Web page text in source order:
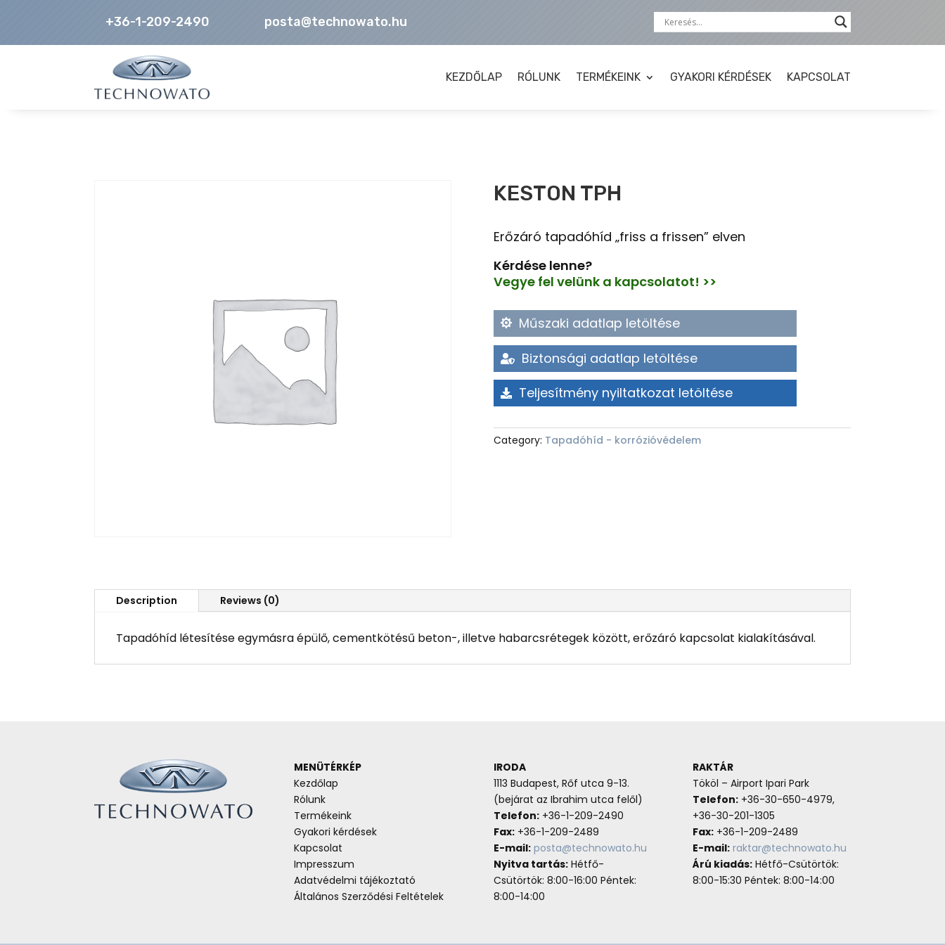
+36-1-209-2490 posta@technowato.hu
KEZDŐLAP RÓLUNK TERMÉKEINK GYAKORI KÉRDÉSEK KAPCSOLAT
KESTON TPH
Erőzáró tapadóhíd „friss a frissen” elven
Kérdése lenne?
Vegye fel velünk a kapcsolatot! >>
Műszaki adatlap letöltése
Biztonsági adatlap letöltése
Teljesítmény nyiltatkozat letöltése
Category: Tapadóhíd - korrózióvédelem
Description Reviews (0)
Tapadóhíd létesítése egymásra épülő, cementkötésű beton-, illetve habarcsrétegek között, erőzáró kapcsolat kialakításával.
MENÜTÉRKÉP
Kezdőlap
Rólunk
Termékeink
Gyakori kérdések
Kapcsolat
Impresszum
Adatvédelmi tájékoztató
Általános Szerződési Feltételek
IRODA
1113 Budapest, Rőf utca 9-13.
(bejárat az Ibrahim utca felől)
Telefon:+36-1-209-2490
Fax:+36-1-209-2489
E-mail: posta@technowato.hu
Nyitva tartás:Hétfő-
Csütörtök: 8:00-16:00 Péntek:
8:00-14:00
RAKTÁR
Tököl – Airport Ipari Park
Telefon: +36-30-650-4979,
+36-30-201-1305
Fax: +36-1-209-2489
E-mail: raktar@technowato.hu
Árú kiadás: Hétfő-Csütörtök:
8:00-15:30 Péntek: 8:00-14:00